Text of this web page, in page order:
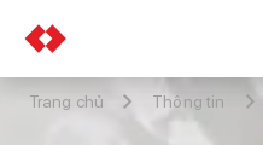
Trang chủ Thông tin